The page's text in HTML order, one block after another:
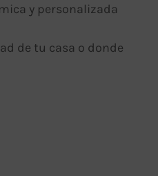
y personalizada
de tu casa o donde